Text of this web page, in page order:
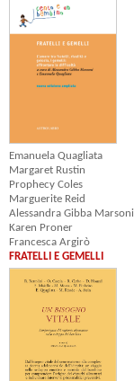
Emanuela Quagliata
Margaret Rustin
Prophecy Coles
Marguerite Reid
Alessandra Gibba Marsoni
Karen Proner
Francesca Argirò
FRATELLI E GEMELLI